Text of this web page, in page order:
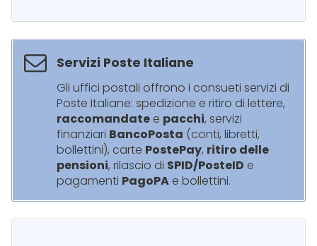
Servizi Poste Italiane
Gli uffici postali offrono i consueti servizi di
Poste Italiane: spedizione e ritiro di lettere,
raccomandate e pacchi, servizi
finanziari BancoPosta (conti, libretti,
bollettini), carte PostePay, ritiro delle
pensioni, rilascio di SPID/PosteID e
pagamenti PagoPA e bollettini.